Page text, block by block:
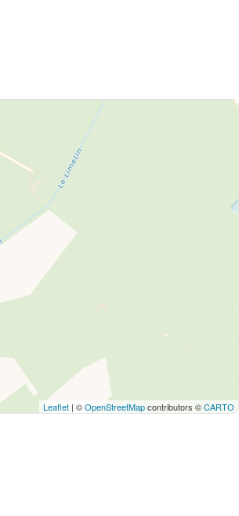
Leaflet | ©OpenStreetMapcontributors ©CARTO